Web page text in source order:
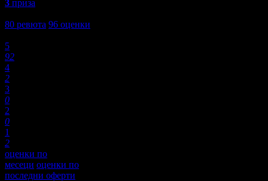
3 приза
80 ревюта 96 оценки
5
92
4
2
3
0
2
0
1
2
оценки по
месеци оценки по
последни оферти